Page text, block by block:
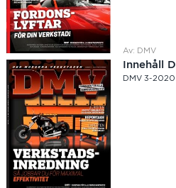
Av: DMV
Innehåll
DMV 3-2020